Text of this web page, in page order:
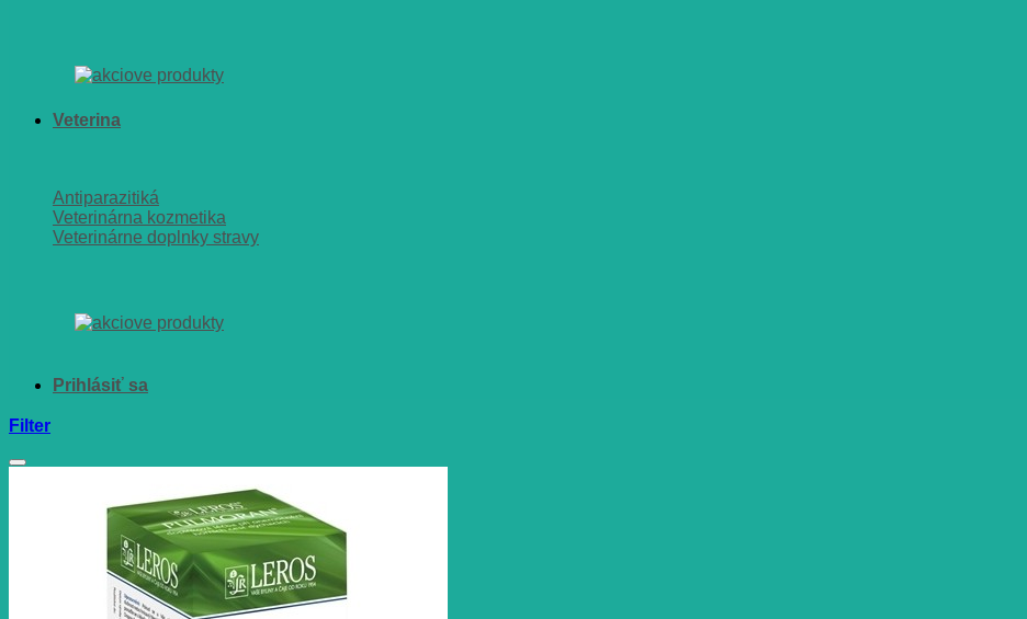
Veterina
Antiparazitiká
Veterinárna kozmetika
Veterinárne doplnky stravy
Filter